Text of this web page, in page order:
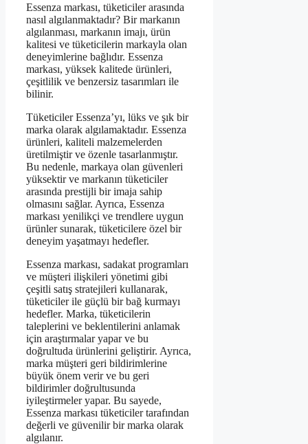
Essenza markası, tüketiciler arasında
nasıl algılanmaktadır? Bir markanın
algılanması, markanın imajı, ürün
kalitesi ve tüketicilerin markayla olan
deneyimlerine bağlıdır. Essenza
markası, yüksek kalitede ürünleri,
çeşitlilik ve benzersiz tasarımları ile
bilinir.
Tüketiciler Essenza’yı, lüks ve şık bir
marka olarak algılamaktadır. Essenza
ürünleri, kaliteli malzemelerden
üretilmiştir ve özenle tasarlanmıştır.
Bu nedenle, markaya olan güvenleri
yüksektir ve markanın tüketiciler
arasında prestijli bir imaja sahip
olmasını sağlar. Ayrıca, Essenza
markası yenilikçi ve trendlere uygun
ürünler sunarak, tüketicilere özel bir
deneyim yaşatmayı hedefler.
Essenza markası, sadakat programları
ve müşteri ilişkileri yönetimi gibi
çeşitli satış stratejileri kullanarak,
tüketiciler ile güçlü bir bağ kurmayı
hedefler. Marka, tüketicilerin
taleplerini ve beklentilerini anlamak
için araştırmalar yapar ve bu
doğrultuda ürünlerini geliştirir. Ayrıca,
marka müşteri geri bildirimlerine
büyük önem verir ve bu geri
bildirimler doğrultusunda
iyileştirmeler yapar. Bu sayede,
Essenza markası tüketiciler tarafından
değerli ve güvenilir bir marka olarak
algılanır.